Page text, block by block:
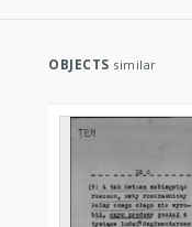
OBJECTS similar